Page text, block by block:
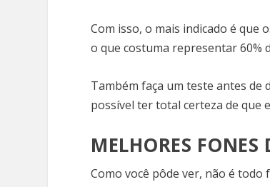
Com isso, o mais indicado é que
o que costuma representar 60%
Também faça um teste antes
possível ter total certeza de que
MELHORES
Como você pôde ver, não é